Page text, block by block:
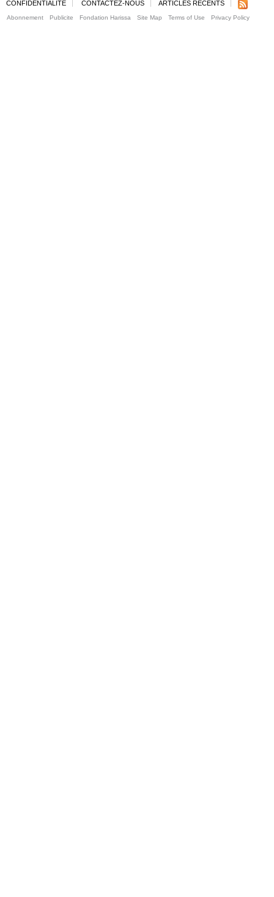
CONFIDENTIALITE CONTACTEZ-NOUS ARTICLES RECENTS
Abonnement Publicite Fondation Harissa Site Map Terms of Use Privacy Policy